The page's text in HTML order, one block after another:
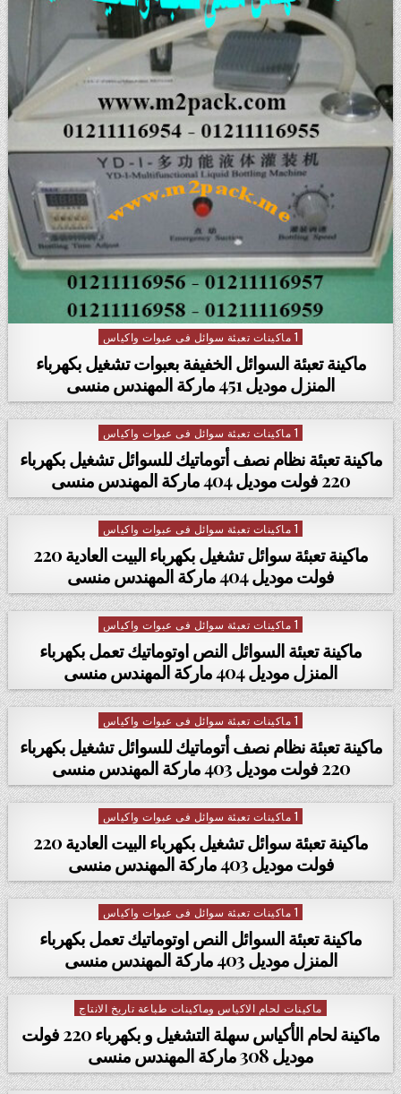
Posted in1 ماكينات تعبئة سوائل فى عبوات واكياس
ماكينة تعبئة السوائل الخفيفة بعبوات تشغيل بكهرباء
المنزل موديل 451 ماركة المهندس منسى
Posted in1 ماكينات تعبئة سوائل فى عبوات واكياس
ماكينة تعبئة نظام نصف أتوماتيك للسوائل تشغيل بكهرباء
220 فولت موديل 404 ماركة المهندس منسى
Posted in1 ماكينات تعبئة سوائل فى عبوات واكياس
ماكينة تعبئة سوائل تشغيل بكهرباء البيت العادية 220
فولت موديل 404 ماركة المهندس منسى
Posted in1 ماكينات تعبئة سوائل فى عبوات واكياس
ماكينة تعبئة السوائل النص اوتوماتيك تعمل بكهرباء
المنزل موديل 404 ماركة المهندس منسى
Posted in1 ماكينات تعبئة سوائل فى عبوات واكياس
ماكينة تعبئة نظام نصف أتوماتيك للسوائل تشغيل بكهرباء
220 فولت موديل 403 ماركة المهندس منسى
Posted in1 ماكينات تعبئة سوائل فى عبوات واكياس
ماكينة تعبئة سوائل تشغيل بكهرباء البيت العادية 220
فولت موديل 403 ماركة المهندس منسى
Posted in1 ماكينات تعبئة سوائل فى عبوات واكياس
ماكينة تعبئة السوائل النص اوتوماتيك تعمل بكهرباء
المنزل موديل 403 ماركة المهندس منسى
Posted in
ماكينات لحام الاكياس وماكينات طباعة تاريخ الانتاج
ماكينة لحام الأكياس سهلة التشغيل و بكهرباء 220 فولت
موديل 308 ماركة المهندس منسى